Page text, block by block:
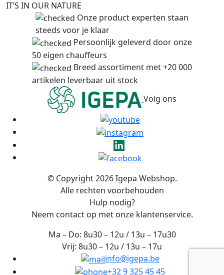
IT’S IN OUR NATURE
Onze product experten staan
steeds voor je klaar
Persoonlijk geleverd door onze
50 eigen chauffeurs
Breed assortiment met +20 000
artikelen leverbaar uit stock
Volg ons
© Copyright 2026 Igepa Webshop.
Alle rechten voorbehouden
Hulp nodig?
Neem contact op met onze klantenservice.
Ma – Do: 8u30 – 12u / 13u – 17u30
Vrij: 8u30 – 12u / 13u – 17u
info@igepa.be
+32 9 325 45 45